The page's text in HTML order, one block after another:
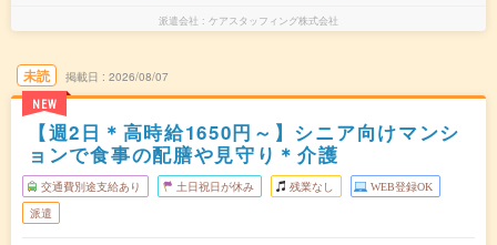
派遣会社 ケアスタッフィング株式会社
未読
NEW
掲載日 2026/08/07
【週2日＊高時給1650円～】シニア向けマンシ
ョンで食事の配膳や見守り＊介護
交通費別途支給あり 土日祝日が休み 残業なし WEB登録OK
派遣